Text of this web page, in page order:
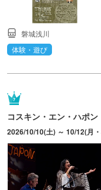
磐城浅川
体験・遊び
コスキン・エン・ハポン
2026/10/10(土) ～ 10/12(月